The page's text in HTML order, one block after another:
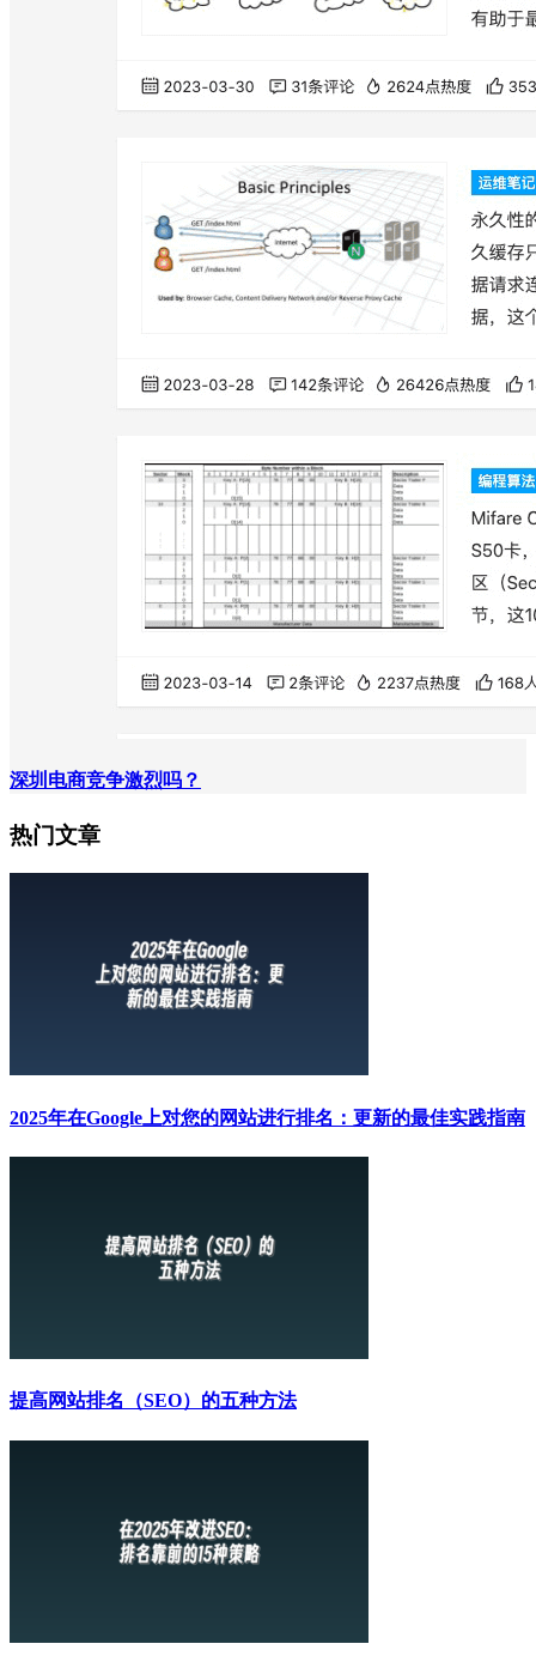
深圳电商竞争激烈吗？
热门文章
2025年在Google上对您的网站进行排名：更新的最佳实践指南
提高网站排名（SEO）的五种方法